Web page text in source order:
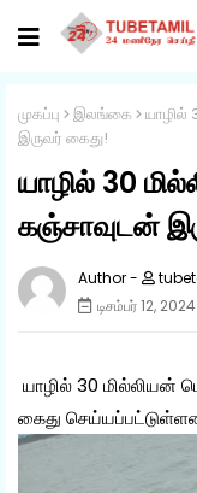
முகப்பு இலங்கை
யாழில்
இருவர் கைது!
யாழில் 30
கஞ்சாவுடன்
டிசம்பர் 12, 2024
யாழில் 30 மில்லியன்
கைது